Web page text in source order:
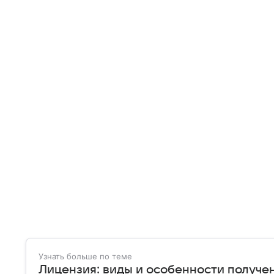
Узнать больше по теме
Лицензия: виды и особенности